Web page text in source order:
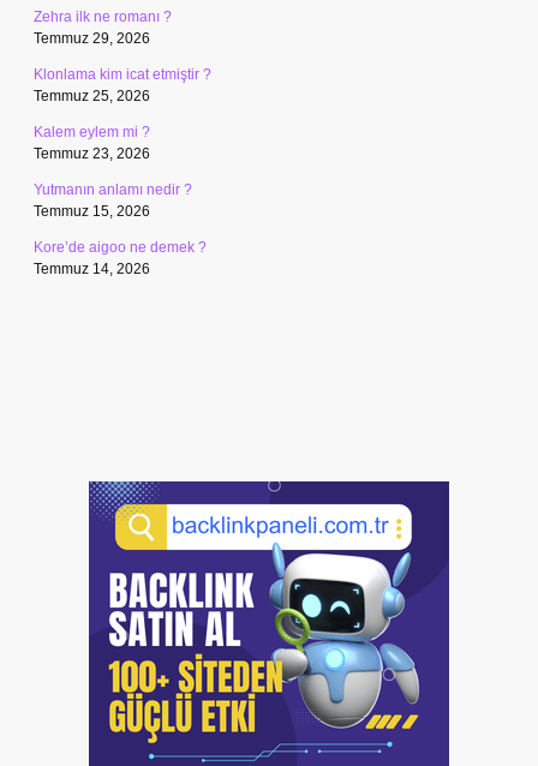
Zehra ilk ne romanı ?
Temmuz 29, 2026
Klonlama kim icat etmiştir ?
Temmuz 25, 2026
Kalem eylem mi ?
Temmuz 23, 2026
Yutmanın anlamı nedir ?
Temmuz 15, 2026
Kore’de aigoo ne demek ?
Temmuz 14, 2026